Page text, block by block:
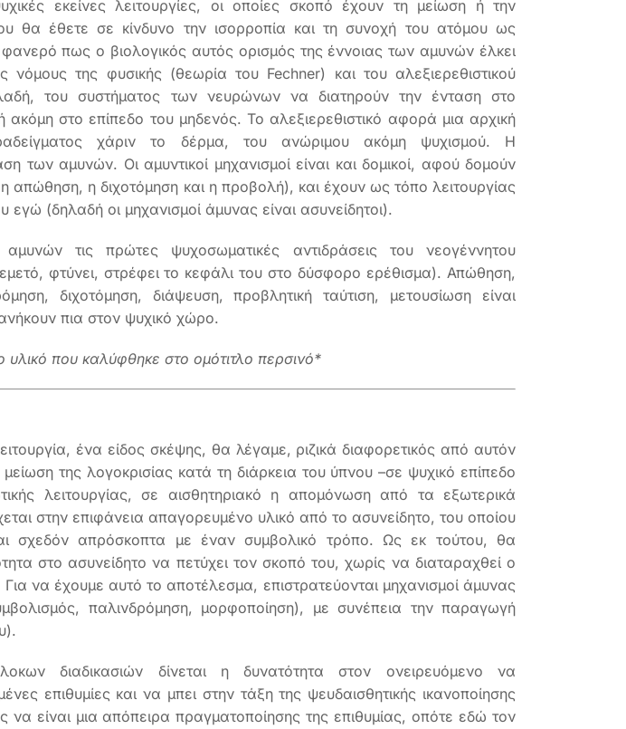
εκείνες λειτουργίες, οι οποίες σκοπό έχουν τη μείωση ή την
θα έθετε σε κίνδυνο την ισορροπία και τη συνοχή του ατόμου ως
φανερό πως ο βιολογικός αυτός ορισμός της έννοιας των αμυνών έλκει
της φυσικής (θεωρία του Fechner) και του αλεξιερεθιστικού
του συστήματος των νευρώνων να διατηρούν την ένταση στο
στο επίπεδο του μηδενός. Το αλεξιερεθιστικό αφορά μια αρχική
χάριν το δέρμα, του ανώριμου ακόμη ψυχισμού. Η
των αμυνών. Οι αμυντικοί μηχανισμοί είναι και δομικοί, αφού δομούν
η απώθηση, η διχοτόμηση και η προβολή), και έχουν ως τόπο λειτουργίας
εγώ (δηλαδή οι μηχανισμοί άμυνας είναι ασυνείδητοι).
τις πρώτες ψυχοσωματικές αντιδράσεις του νεογέννητου
φτύνει, στρέφει το κεφάλι του στο δύσφορο ερέθισμα). Απώθηση,
διχοτόμηση, διάψευση, προβλητική ταύτιση, μετουσίωση είναι
πια στον ψυχικό χώρο.
υλικό που καλύφθηκε στο ομότιτλο περσινό*
ένα είδος σκέψης, θα λέγαμε, ριζικά διαφορετικός από αυτόν
της λογοκρισίας κατά τη διάρκεια του ύπνου –σε ψυχικό επίπεδο
λειτουργίας, σε αισθητηριακό η απομόνωση από τα εξωτερικά
στην επιφάνεια απαγορευμένο υλικό από το ασυνείδητο, του οποίου
σχεδόν απρόσκοπτα με έναν συμβολικό τρόπο. Ως εκ τούτου, θα
στο ασυνείδητο να πετύχει τον σκοπό του, χωρίς να διαταραχθεί ο
να έχουμε αυτό το αποτέλεσμα, επιστρατεύονται μηχανισμοί άμυνας
παλινδρόμηση, μορφοποίηση), με συνέπεια την παραγωγή
διαδικασιών δίνεται η δυνατότητα στον ονειρευόμενο να
επιθυμίες και να μπει στην τάξη της ψευδαισθητικής ικανοποίησης
να είναι μια απόπειρα πραγματοποίησης της επιθυμίας, οπότε εδώ τον